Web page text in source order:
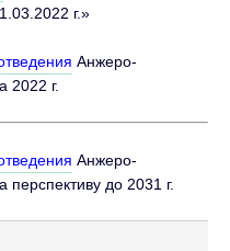
г.»
Анжеро-
2022 г.
Анжеро-
перспективу до 2031 г.